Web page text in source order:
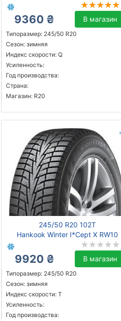
9360 ₴ В магазин
Типоразмер: 245/50 R20
Сезон: зимняя
Индекс скорости: Q
Усиленность:
Год производства:
Страна:
Магазин: R20
245/50 R20 102T
Hankook Winter I*Cept X RW10
9920 ₴ В магазин
Типоразмер: 245/50 R20
Сезон: зимняя
Индекс скорости: T
Усиленность:
Год производства: